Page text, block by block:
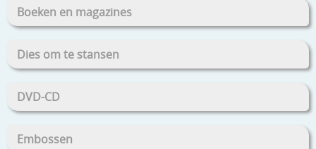
Boeken en magazines
Dies om te stansen
DVD-CD
Embossen